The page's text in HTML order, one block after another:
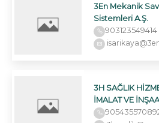
3En Mekanik
Sistemleri A.Ş.
903123549414
3H SAĞLIK
İMALAT VE
İTHALAT